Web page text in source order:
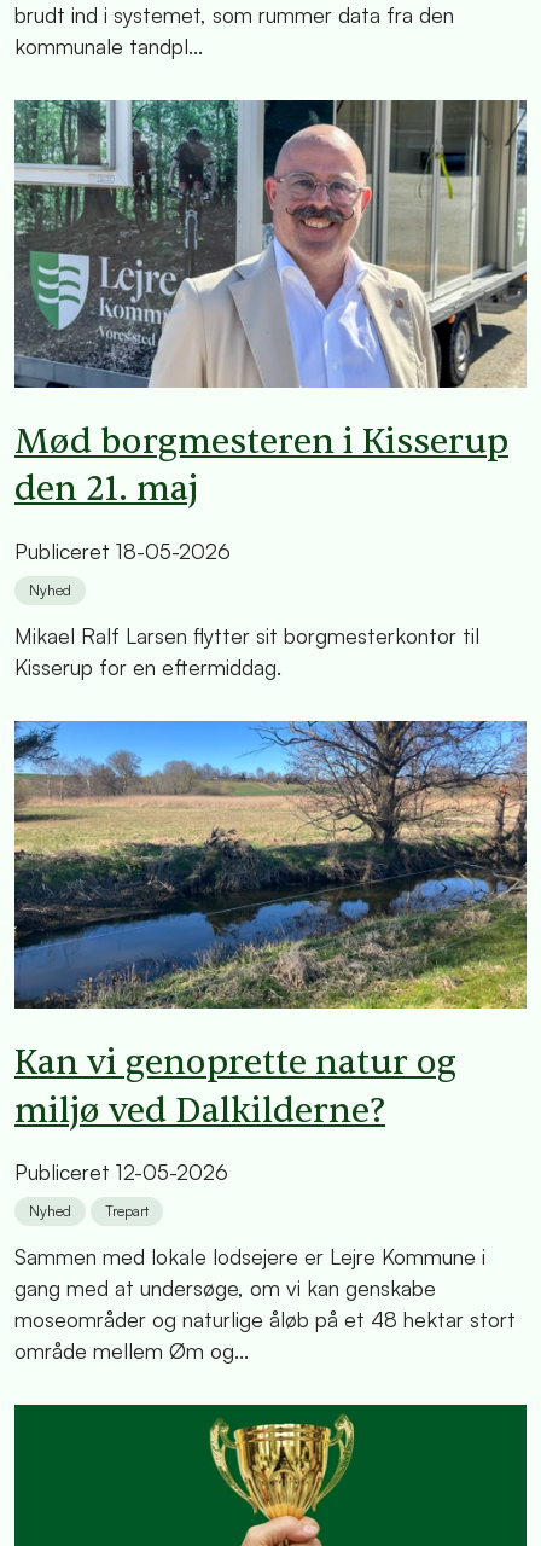
brudt ind i systemet, som rummer data fra den
kommunale tandpl...
Mød borgmesteren i Kisserup
den 21. maj
Publiceret 18-05-2026
Nyhed
Mikael Ralf Larsen flytter sit borgmesterkontor til
Kisserup for en eftermiddag.
Kan vi genoprette natur og
miljø ved Dalkilderne?
Publiceret 12-05-2026
Nyhed Trepart
Sammen med lokale lodsejere er Lejre Kommune i
gang med at undersøge, om vi kan genskabe
moseområder og naturlige åløb på et 48 hektar stort
område mellem Øm og...